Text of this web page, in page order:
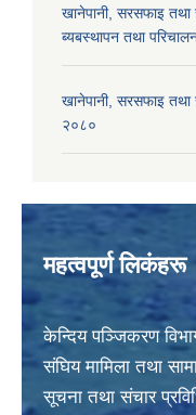
खानेपानी, सरसफाइ तथा
ब्यबस्थापन तथा
खानेपानी, सरसफाइ तथा
२०८०
महत्वपूर्ण लिकंहरू
केन्दिय पञ्जिकरण
संघिय मामिला तथा
सूचना तथा संचार